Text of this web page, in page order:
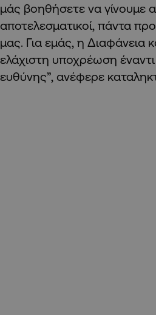
μάς βοηθήσετε να γίνουμε
αποτελεσματικοί, πάντα
μας. Για εμάς, η Διαφάνεια
ελάχιστη υποχρέωση
ευθύνης”, ανέφερε